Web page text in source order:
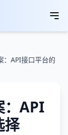
：API接口平台的
：API
择